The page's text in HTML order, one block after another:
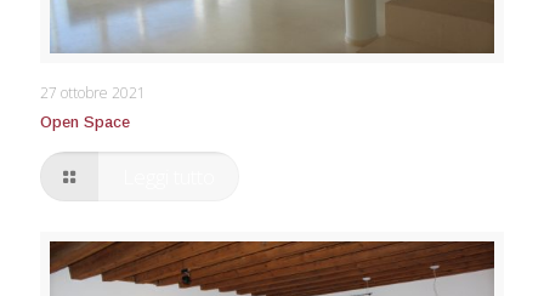
27 ottobre 2021
Open Space